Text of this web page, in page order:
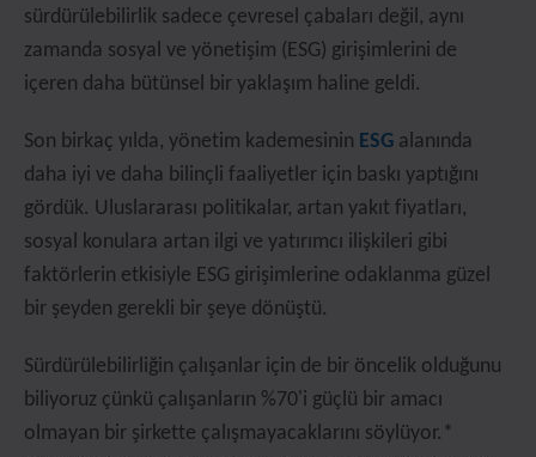
sürdürülebilirlik sadece çevresel çabaları değil, aynı
zamanda sosyal ve yönetişim (ESG) girişimlerini de
içeren daha bütünsel bir yaklaşım haline geldi.
Son birkaç yılda, yönetim kademesinin ESG alanında
daha iyi ve daha bilinçli faaliyetler için baskı yaptığını
gördük. Uluslararası politikalar, artan yakıt fiyatları,
sosyal konulara artan ilgi ve yatırımcı ilişkileri gibi
faktörlerin etkisiyle ESG girişimlerine odaklanma güzel
bir şeyden gerekli bir şeye dönüştü.
Sürdürülebilirliğin çalışanlar için de bir öncelik olduğunu
biliyoruz çünkü çalışanların %70'i güçlü bir amacı
olmayan bir şirkette çalışmayacaklarını söylüyor.*